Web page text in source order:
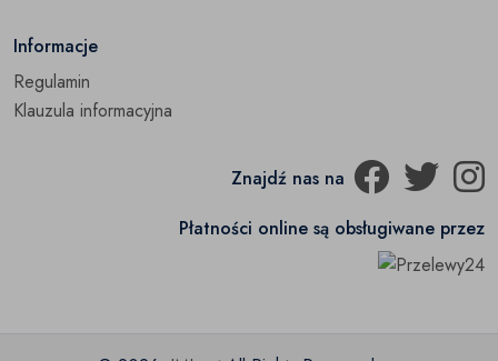
Informacje
Regulamin
Klauzula informacyjna
Znajdź nas na
Płatności online są obsługiwane przez